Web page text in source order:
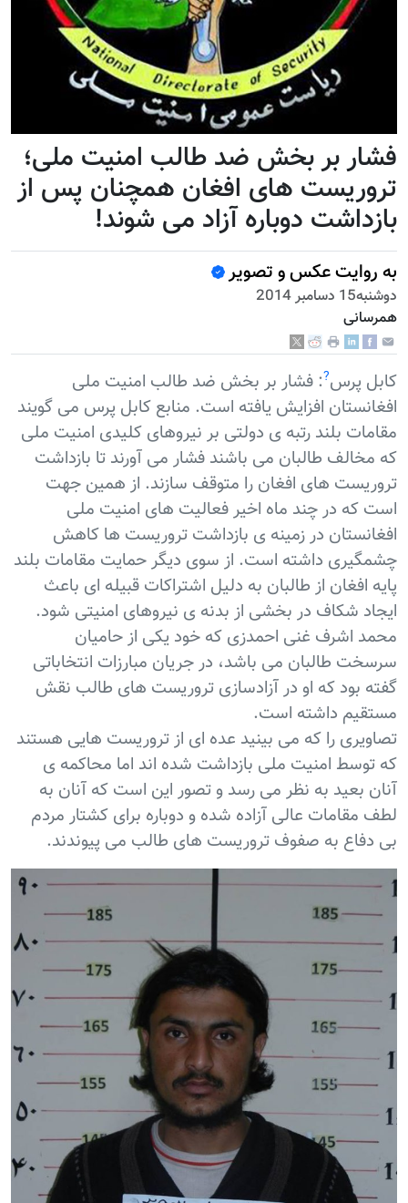
فشار بر بخش ضد طالب امنیت ملی؛
تروریست های افغان همچنان پس از
بازداشت دوباره آزاد می شوند!
به روایت عکس و تصویر
دوشنبه15 دسامبر 2014
همرسانی
کابل پرس?: فشار بر بخش ضد طالب امنیت ملی
افغانستان افزایش یافته است. منابع کابل پرس می گویند
مقامات بلند رتبه ی دولتی بر نیروهای کلیدی امنیت ملی
که مخالف طالبان می باشند فشار می آورند تا بازداشت
تروریست های افغان را متوقف سازند. از همین جهت
است که در چند ماه اخیر فعالیت های امنیت ملی
افغانستان در زمینه ی بازداشت تروریست ها کاهش
چشمگیری داشته است. از سوی دیگر حمایت مقامات بلند
پایه افغان از طالبان به دلیل اشتراکات قبیله ای باعث
ایجاد شکاف در بخشی از بدنه ی نیروهای امنیتی شود.
محمد اشرف غنی احمدزی که خود یکی از حامیان
سرسخت طالبان می باشد، در جریان مبارزات انتخاباتی
گفته بود که او در آزادسازی تروریست های طالب نقش
مستقیم داشته است.
تصاویری را که می بینید عده ای از تروریست هایی هستند
که توسط امنیت ملی بازداشت شده اند اما محاکمه ی
آنان بعید به نظر می رسد و تصور این است که آنان به
لطف مقامات عالی آزاده شده و دوباره برای کشتار مردم
بی دفاع به صفوف تروریست های طالب می پیوندند.